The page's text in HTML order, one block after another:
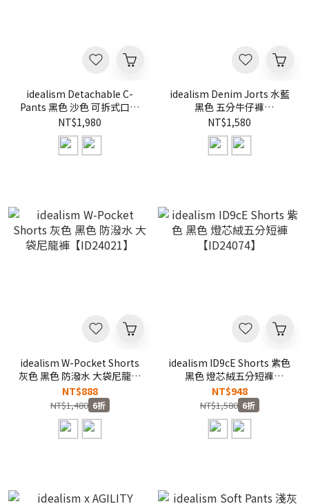
idealism Detachable C-
Pants 黑色 沙色 可拆式口袋
褲【ID25064】
NT$1,980
idealism Denim Jorts 水藍
黑色 五分牛仔褲
【ID25025】
NT$1,580
idealism W-Pocket Shorts
灰色 黑色 防潑水 大袋尼龍褲
【ID24021】
NT$888
NT$1,480 6折
idealism ID9cE Shorts 紫色
黑色 燈芯絨五分短褲
【ID24074】
NT$948
NT$1,580 6折